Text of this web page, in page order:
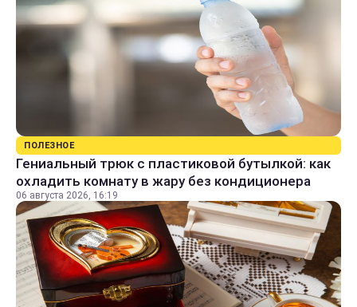
ПОЛЕЗНОЕ
Гениальный трюк с пластиковой бутылкой: как
охладить комнату в жару без кондиционера
06 августа 2026, 16:19